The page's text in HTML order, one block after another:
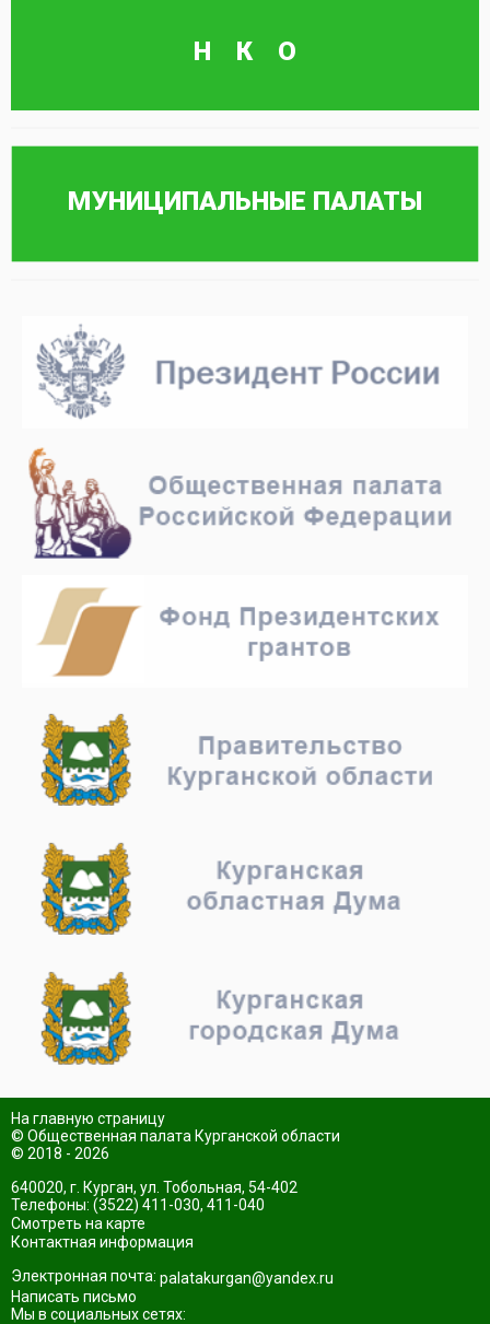
На главную страницу
© Общественная палата Курганской области
© 2018 - 2026
640020, г. Курган, ул. Тобольная, 54-402
Телефоны: (3522) 411-030, 411-040
Смотреть на карте
Контактная информация
Электронная почта: palatakurgan@yandex.ru
Написать письмо
Мы в социальных сетях: